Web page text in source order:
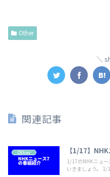
Other
関連記事
Other 【1/17】
1/17のNHKニュー
いきましょう。 1/